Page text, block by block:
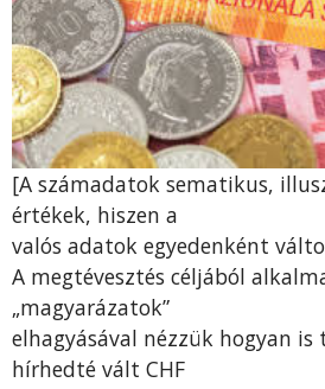
[A számadatok sematikus,
értékek, hiszen a
valós adatok egyedenként
A megtévesztés céljából
„magyarázatok”
elhagyásával nézzük hogyan
hírhedté vált CHF